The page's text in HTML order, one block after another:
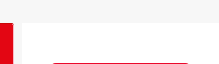
&